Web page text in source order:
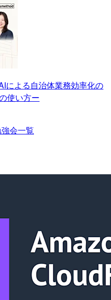
による自治体業務効率化の
使い方ー
会一覧